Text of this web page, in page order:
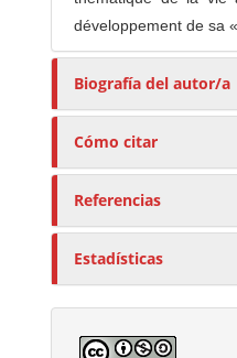
développement de sa
Biografía del autor/a
Cómo citar
Referencias
Estadísticas